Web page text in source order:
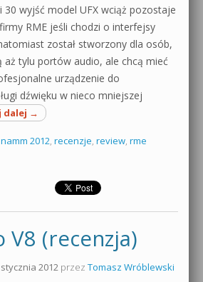
30 wyjść model UFX wciąż pozostaje
RME jeśli chodzi o interfejsy
został stworzony dla osób,
tylu portów audio, ale chcą mieć
urządzenie do
dźwięku w nieco mniejszej
dalej →
namm 2012, recenzje, review, rme
V8 (recenzja)
stycznia 2012 przez Tomasz Wróblewski